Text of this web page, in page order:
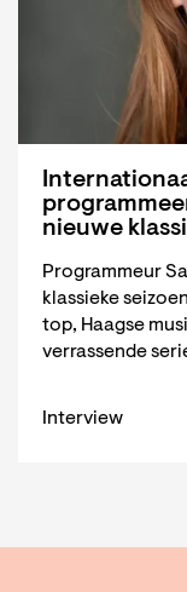
nieuwe
Programmeur
klassieke
top, Haagse
verrassende
Interview